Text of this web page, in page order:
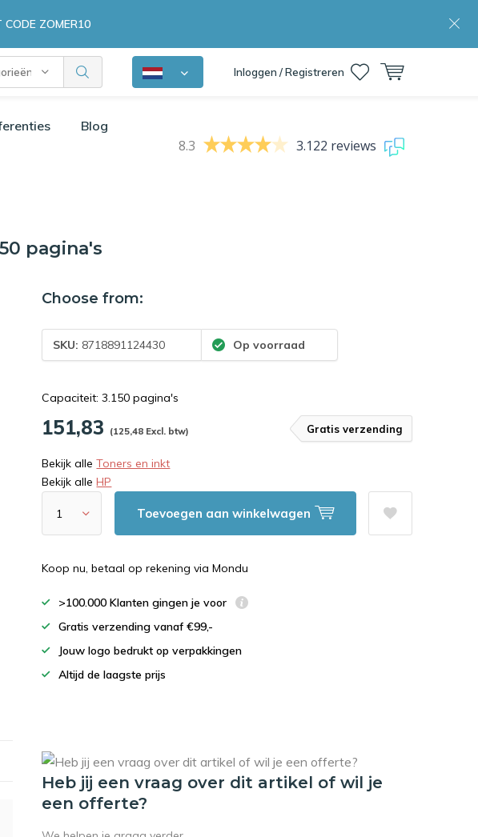
Inloggen / Registreren
CODE ZOMER10
Blog
8.3 3.122 reviews
pagina's
Choose from:
SKU: 8718891124430 Op voorraad
Capaciteit: 3.150 pagina's
151,83 (125,48 Excl. btw) Gratis verzending
Bekijk alleToners en inkt
Bekijk alleHP
Toevoegen aan winkelwagen
Koop nu, betaal op rekening via Mondu
>100.000 Klanten gingen je voor
Gratis verzending vanaf €99,-
Jouw logo bedrukt op verpakkingen
Altijd de laagste prijs
Heb jij een vraag over dit artikel of wil je
een offerte?